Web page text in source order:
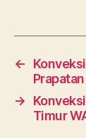
←
→
Timur